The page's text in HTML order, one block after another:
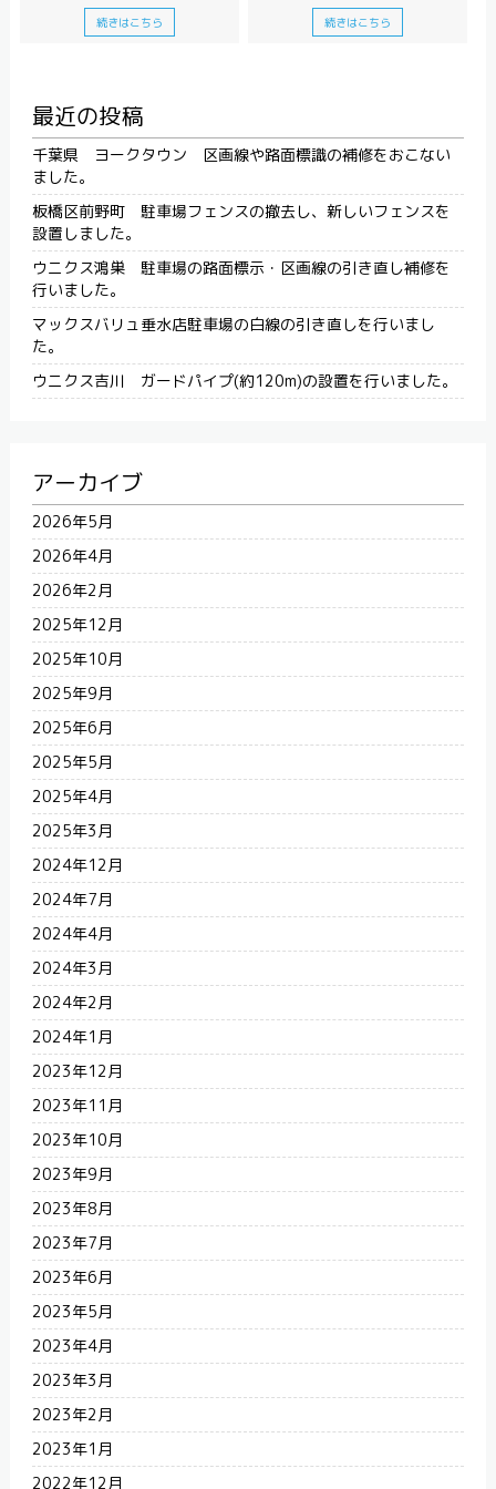
続きはこちら 続きはこちら
最近の投稿
千葉県 ヨークタウン 区画線や路面標識の補修をおこない
ました。
板橋区前野町 駐車場フェンスの撤去し、新しいフェンスを
設置しました。
ウニクス鴻巣 駐車場の路面標示・区画線の引き直し補修を
行いました。
マックスバリュ垂水店駐車場の白線の引き直しを行いまし
た。
ウニクス吉川 ガードパイプ(約120m)の設置を行いました。
アーカイブ
2026年5月
2026年4月
2026年2月
2025年12月
2025年10月
2025年9月
2025年6月
2025年5月
2025年4月
2025年3月
2024年12月
2024年7月
2024年4月
2024年3月
2024年2月
2024年1月
2023年12月
2023年11月
2023年10月
2023年9月
2023年8月
2023年7月
2023年6月
2023年5月
2023年4月
2023年3月
2023年2月
2023年1月
2022年12月